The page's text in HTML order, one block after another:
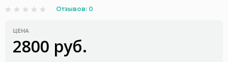
Отзывов: 0
ЦЕНА
2800 руб.